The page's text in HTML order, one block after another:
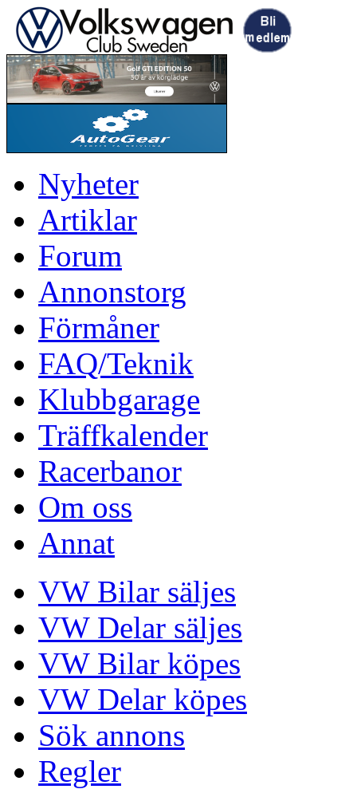
Nyheter
Artiklar
Forum
Annonstorg
Förmåner
FAQ/Teknik
Klubbgarage
Träffkalender
Racerbanor
Om oss
Annat
VW Bilar säljes
VW Delar säljes
VW Bilar köpes
VW Delar köpes
Sök annons
Regler